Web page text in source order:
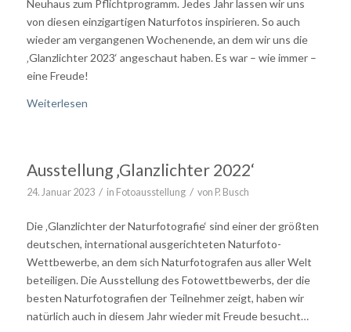
Neuhaus zum Pflichtprogramm. Jedes Jahr lassen wir uns
von diesen einzigartigen Naturfotos inspirieren. So auch
wieder am vergangenen Wochenende, an dem wir uns die
‚Glanzlichter 2023‘ angeschaut haben. Es war – wie immer –
eine Freude!
Weiterlesen
Ausstellung ‚Glanzlichter 2022‘
24. Januar 2023 / in Fotoausstellung / von P. Busch
Die ‚Glanzlichter der Naturfotografie‘ sind einer der größten
deutschen, international ausgerichteten Naturfoto-
Wettbewerbe, an dem sich Naturfotografen aus aller Welt
beteiligen. Die Ausstellung des Fotowettbewerbs, der die
besten Naturfotografien der Teilnehmer zeigt, haben wir
natürlich auch in diesem Jahr wieder mit Freude besucht…